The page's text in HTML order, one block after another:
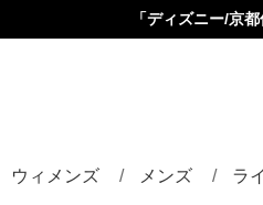
「ディズニー/京
ウィメンズ メンズ ラ